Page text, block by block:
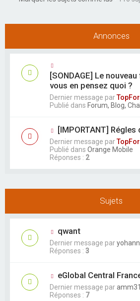
Annonces
[SONDAGE] Le
vous en pensez quoi ?
Dernier message par
Publié dans Forum, Blog,
[IMPORTANT] Régles
Dernier message par
Publié dans Orange Mobile
Réponses : 2
Sujets
qwant
Dernier message par
Réponses : 3
eGlobal Central
Dernier message paramm31
Réponses : 7